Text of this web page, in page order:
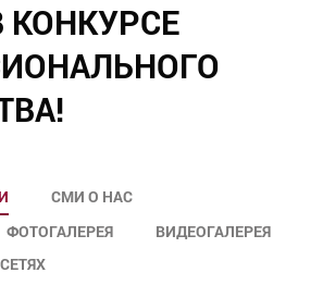
КОНКУРСЕ
СМИ О НАС
ФОТОГАЛЕРЕЯ
ВИДЕОГАЛЕРЕЯ